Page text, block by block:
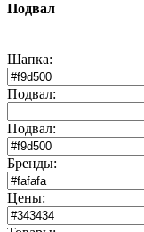
Подвал
Шапка:
Подвал:
Подвал:
Бренды:
Цены: